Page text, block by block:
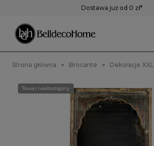
Dostawa już od 0 zł*
Strona główna Brocante Dekoracje XXL
Towar niedostępny